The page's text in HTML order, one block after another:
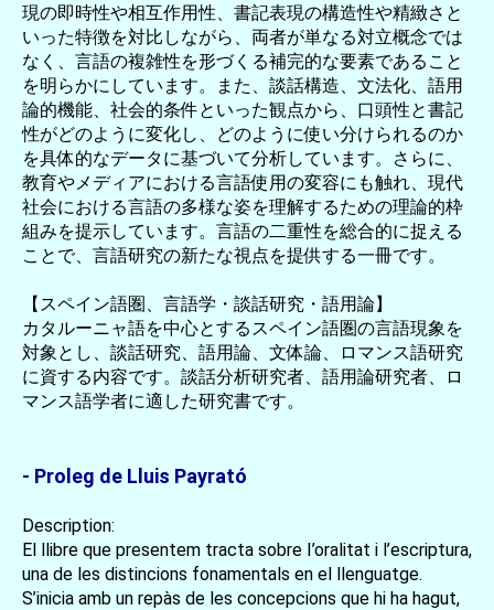
現の即時性や相互作用性、書記表現の構造性や精緻さと
いった特徴を対比しながら、両者が単なる対立概念では
なく、言語の複雑性を形づくる補完的な要素であること
を明らかにしています。また、談話構造、文法化、語用
論的機能、社会的条件といった観点から、口頭性と書記
性がどのように変化し、どのように使い分けられるのか
を具体的なデータに基づいて分析しています。さらに、
教育やメディアにおける言語使用の変容にも触れ、現代
社会における言語の多様な姿を理解するための理論的枠
組みを提示しています。言語の二重性を総合的に捉える
ことで、言語研究の新たな視点を提供する一冊です。
【スペイン語圏、言語学・談話研究・語用論】
カタルーニャ語を中心とするスペイン語圏の言語現象を
対象とし、談話研究、語用論、文体論、ロマンス語研究
に資する内容です。談話分析研究者、語用論研究者、ロ
マンス語学者に適した研究書です。
- Proleg de Lluis Payrató
Description:
El llibre que presentem tracta sobre I’oralitat i l’escriptura,
una de les distincions fonamentals en el llenguatge.
S’inicia amb un repàs de les concepcions que hi ha hagut,